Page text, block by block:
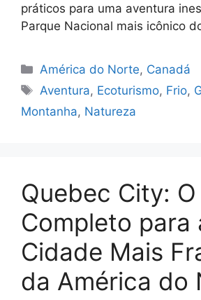
práticos para uma aventura
Parque Nacional mais icônico
Categorias
América do Norte, Canadá
Tags
Aventura, Ecoturismo, Frio,
Montanha, Natureza
Quebec City: O
Completo para
Cidade Mais
da América do